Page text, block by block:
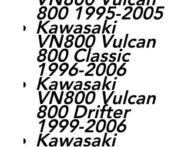
800 1995-2005
Kawasaki
VN800 Vulcan
800 Classic
1996-2006
Kawasaki
VN800 Vulcan
800 Drifter
1999-2006
Kawasaki